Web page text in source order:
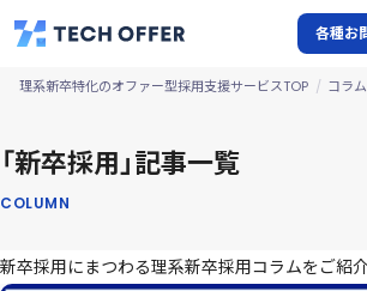
各種お
理系新卒特化のオファー型採用支援サービスTOP コラム
「新卒採用」記事一覧
COLUMN
新卒採用にまつわる理系新卒採用コラムをご紹